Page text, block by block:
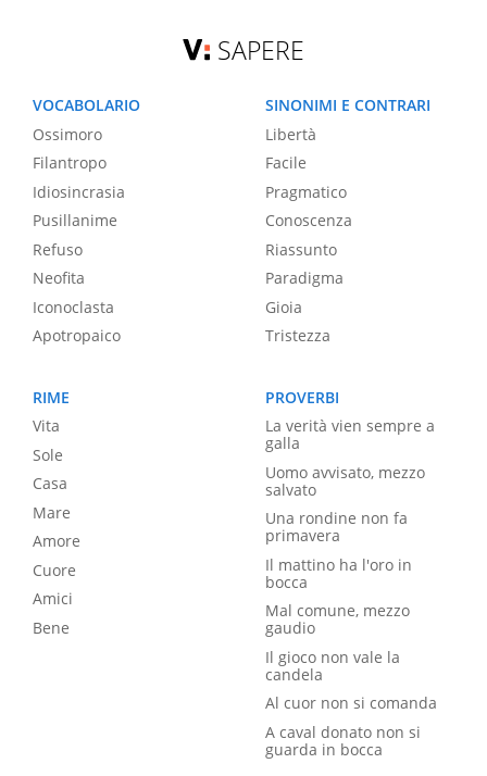
SAPERE
VOCABOLARIO
Ossimoro
Filantropo
Idiosincrasia
Pusillanime
Refuso
Neofita
Iconoclasta
Apotropaico
SINONIMI E CONTRARI
Libertà
Facile
Pragmatico
Conoscenza
Riassunto
Paradigma
Gioia
Tristezza
RIME
Vita
Sole
Casa
Mare
Amore
Cuore
Amici
Bene
PROVERBI
La verità vien sempre a
galla
Uomo avvisato, mezzo
salvato
Una rondine non fa
primavera
Il mattino ha l'oro in
bocca
Mal comune, mezzo
gaudio
Il gioco non vale la
candela
Al cuor non si comanda
A caval donato non si
guarda in bocca